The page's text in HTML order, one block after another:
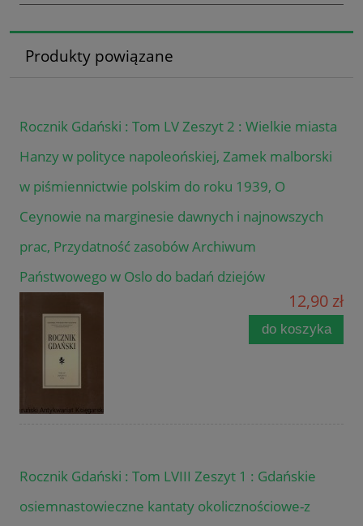
Produkty powiązane
Rocznik Gdański : Tom LV Zeszyt 2 : Wielkie miasta
Hanzy w polityce napoleońskiej, Zamek malborski
w piśmiennictwie polskim do roku 1939, O
Ceynowie na marginesie dawnych i najnowszych
prac, Przydatność zasobów Archiwum
Państwowego w Oslo do badań dziejów
12,90 zł
do koszyka
Rocznik Gdański : Tom LVIII Zeszyt 1 : Gdańskie
osiemnastowieczne kantaty okolicznościowe-z